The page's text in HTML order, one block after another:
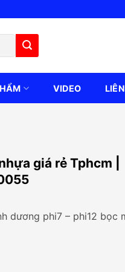
VIDEO
giá rẻ Tphcm |
dương phi7 – phi12 bọc